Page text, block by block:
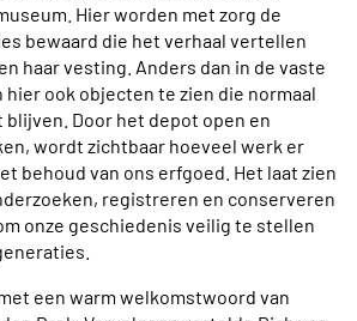
Hier worden met zorg de
bewaard die het verhaal vertellen
haar vesting. Anders dan in de vaste
ook objecten te zien die normaal
Door het depot open en
wordt zichtbaar hoeveel werk er
behoud van ons erfgoed. Het laat zien
registreren en conserveren
onze geschiedenis veilig te stellen
een warm welkomstwoord van